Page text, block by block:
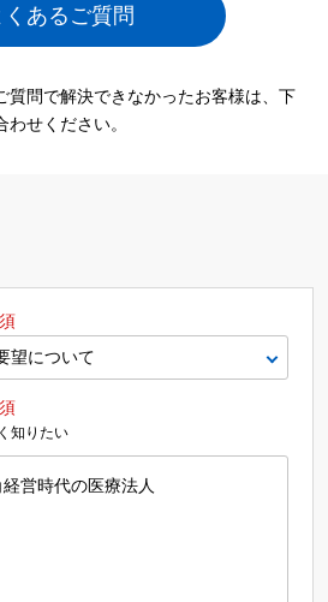
くあるご質問
質問で解決できなかったお客様は、下
せください。
知りたい